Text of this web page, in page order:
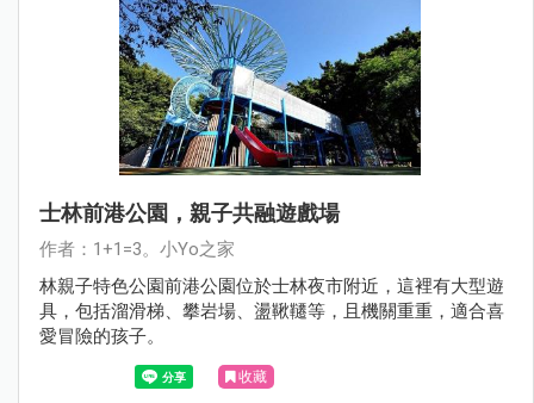
士林前港公園，親子共融遊戲場
作者：1+1=3。小Yo之家
林親子特色公園前港公園位於士林夜市附近，這裡有大型遊
具，包括溜滑梯、攀岩場、盪鞦韆等，且機關重重，適合喜
愛冒險的孩子。
收藏